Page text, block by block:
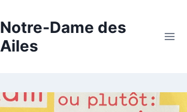
Notre-Dame des
Ailes